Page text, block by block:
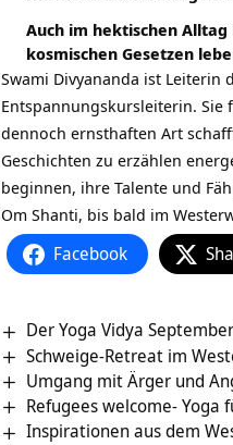
Auch im hektischen
kosmischen Gesetzen
Swami Divyananda ist Leiterin
Entspannungskursleiterin.
dennoch ernsthaften Art
Geschichten zu erzählen
beginnen, ihre Talente und
Om Shanti, bis bald im
Facebook
Der Yoga Vidya
Schweige-Retreat im
Umgang mit Ärger und
Refugees welcome-
Inspirationen aus dem